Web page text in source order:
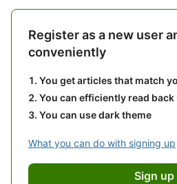
Register as a new user
conveniently
You get articles that match
You can efficiently read
You can use dark theme
What you can do with signing up
Sign up